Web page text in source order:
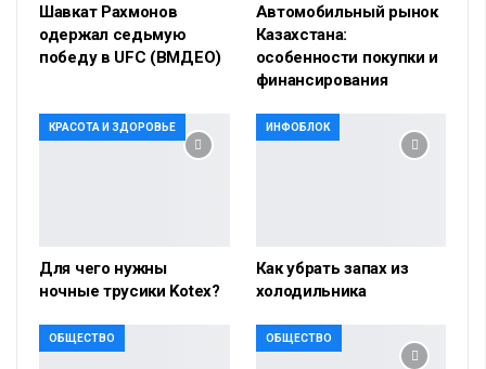
Шавкат Рахмонов
одержал седьмую
победу в UFC (ВМДЕО)
Автомобильный рынок
Казахстана:
особенности покупки и
финансирования
КРАСОТА И ЗДОРОВЬЕ
Для чего нужны
ночные трусики Kotex?
ИНФОБЛОК
Как убрать запах из
холодильника
ОБЩЕСТВО ОБЩЕСТВО